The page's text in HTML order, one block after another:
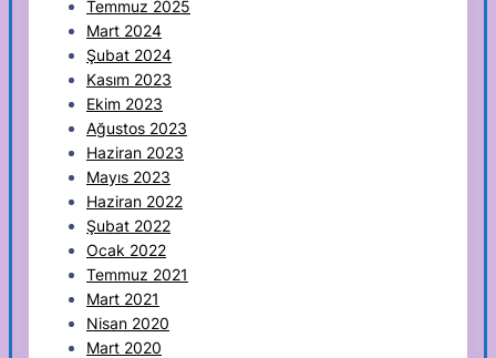
Temmuz 2025
Mart 2024
Şubat 2024
Kasım 2023
Ekim 2023
Ağustos 2023
Haziran 2023
Mayıs 2023
Haziran 2022
Şubat 2022
Ocak 2022
Temmuz 2021
Mart 2021
Nisan 2020
Mart 2020